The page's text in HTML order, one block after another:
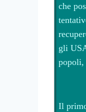
che
gli
popoli,
Il